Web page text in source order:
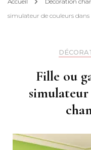
simulateur de couleurs
Fille ou
simulateur